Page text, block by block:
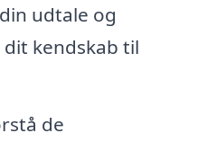
udtale og
kendskab til
de